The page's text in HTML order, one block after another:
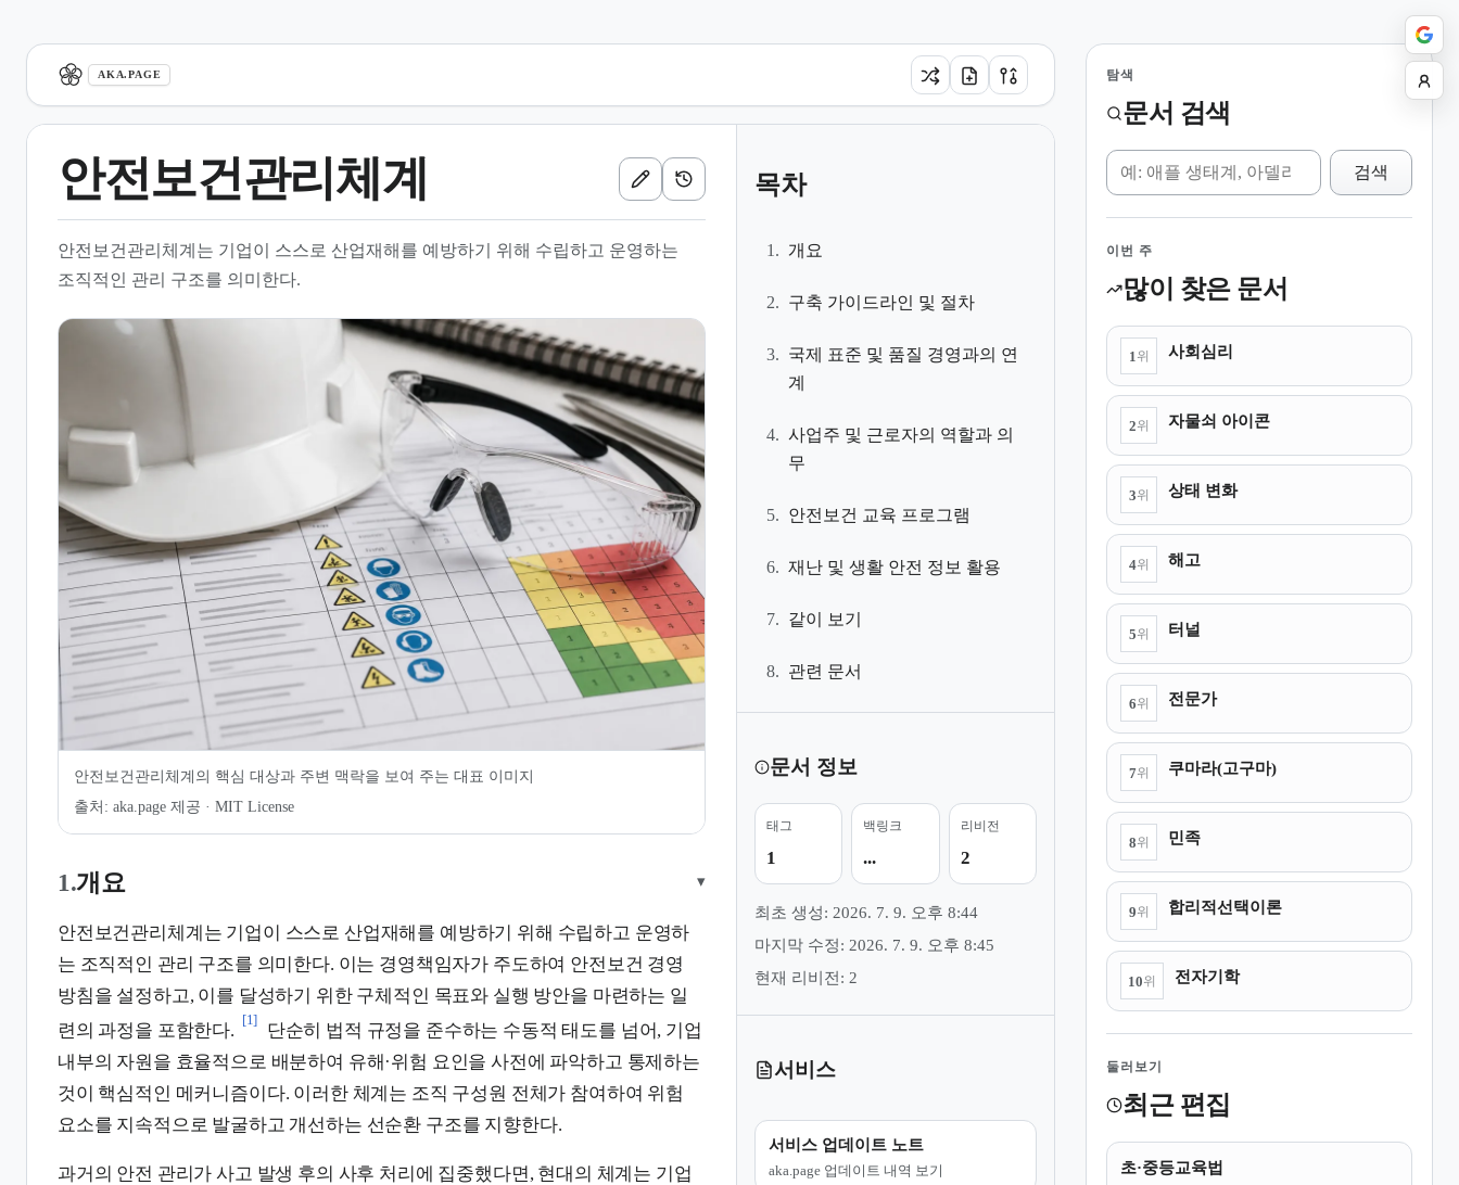
AKA.PAGE
안전보건관리체계
안전보건관리체계는 기업이 스스로 산업재해를 예방하기 위해 수립하고 운영하는
조직적인 관리 구조를 의미한다.
안전보건관리체계의 핵심 대상과 주변 맥락을 보여 주는 대표 이미지
출처: aka.page 제공 · MIT License
1.개요 ▾
안전보건관리체계는 기업이 스스로 산업재해를 예방하기 위해 수립하고 운영하
는 조직적인 관리 구조를 의미한다. 이는 경영책임자가 주도하여 안전보건 경영
방침을 설정하고, 이를 달성하기 위한 구체적인 목표와 실행 방안을 마련하는 일
련의 과정을 포함한다.
[1]
단순히 법적 규정을 준수하는 수동적 태도를 넘어, 기업
내부의 자원을 효율적으로 배분하여 유해·위험 요인을 사전에 파악하고 통제하는
것이 핵심적인 메커니즘이다. 이러한 체계는 조직 구성원 전체가 참여하여 위험
요소를 지속적으로 발굴하고 개선하는 선순환 구조를 지향한다.
과거의 안전 관리가 사고 발생 후의 사후 처리에 집중했다면, 현대의 체계는 기업
목차
1. 개요
2. 구축 가이드라인 및 절차
3. 국제 표준 및 품질 경영과의 연
계
4. 사업주 및 근로자의 역할과 의
무
5. 안전보건 교육 프로그램
6. 재난 및 생활 안전 정보 활용
7. 같이 보기
8. 관련 문서
문서 정보
태그
1
백링크
...
리비전
2
최초 생성: 2026. 7. 9. 오후 8:44
마지막 수정: 2026. 7. 9. 오후 8:45
현재 리비전: 2
서비스
서비스 업데이트 노트
aka.page 업데이트 내역 보기
개요
구축 가이드라인 및 절차
국제 표준 및 품질 경영과의 연
안전보건 교육 프로그램
재난 및 생활 안전 정보 활용
같이 보기
관련 문서
탐색
문서 검색
위키 검색
검색
이번 주
많이 찾은 문서
1 위 사회심리
2위 자물쇠 아이콘
3위 상태 변화
4위 해고
5위 터널
6위 전문가
7위 쿠마라(고구마)
8위 민족
9위 합리적선택이론
10위 전자기학
둘러보기
최근 편집
초·중등교육법